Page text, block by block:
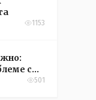
1153
с
501